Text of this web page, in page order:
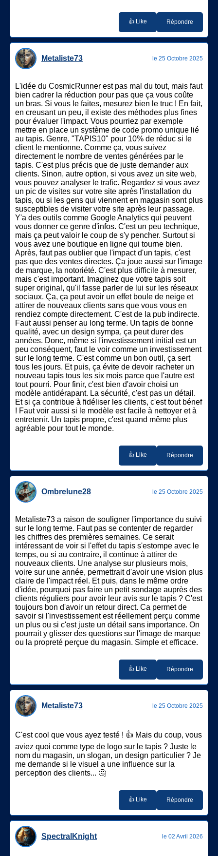
👍 Like Répondre
Metaliste73 le 25 Octobre 2025
L'idée du CosmicRunner est pas mal du tout, mais faut
bien cadrer la réduction pour pas que ça vous coûte
un bras. Si vous le faites, mesurez bien le truc ! En fait,
en creusant un peu, il existe des méthodes plus fines
pour évaluer l'impact. Vous pourriez par exemple
mettre en place un système de code promo unique lié
au tapis. Genre, "TAPIS10" pour 10% de réduc si le
client le mentionne. Comme ça, vous suivez
directement le nombre de ventes générées par le
tapis. C'est plus précis que de juste demander aux
clients. Sinon, autre option, si vous avez un site web,
vous pouvez analyser le trafic. Regardez si vous avez
un pic de visites sur votre site après l'installation du
tapis, ou si les gens qui viennent en magasin sont plus
susceptibles de visiter votre site après leur passage.
Y'a des outils comme Google Analytics qui peuvent
vous donner ce genre d'infos. C'est un peu technique,
mais ça peut valoir le coup de s'y pencher. Surtout si
vous avez une boutique en ligne qui tourne bien.
Après, faut pas oublier que l'impact d'un tapis, c'est
pas que des ventes directes. Ça joue aussi sur l'image
de marque, la notoriété. C'est plus difficile à mesurer,
mais c'est important. Imaginez que votre tapis soit
super original, qu'il fasse parler de lui sur les réseaux
sociaux. Ça, ça peut avoir un effet boule de neige et
attirer de nouveaux clients sans que vous vous en
rendiez compte directement. C'est de la pub indirecte.
Faut aussi penser au long terme. Un tapis de bonne
qualité, avec un design sympa, ça peut durer des
années. Donc, même si l'investissement initial est un
peu conséquent, faut le voir comme un investissement
sur le long terme. C'est comme un bon outil, ça sert
tous les jours. Et puis, ça évite de devoir racheter un
nouveau tapis tous les six mois parce que l'autre est
tout pourri. Pour finir, c'est bien d'avoir choisi un
modèle antidérapant. La sécurité, c'est pas un détail.
Et si ça contribue à fidéliser les clients, c'est tout bénef
! Faut voir aussi si le modèle est facile à nettoyer et à
entretenir. Un tapis propre, c'est quand même plus
agréable pour tout le monde.
👍 Like Répondre
Ombrelune28 le 25 Octobre 2025
Metaliste73 a raison de souligner l'importance du suivi
sur le long terme. Faut pas se contenter de regarder
les chiffres des premières semaines. Ce serait
intéressant de voir si l'effet du tapis s'estompe avec le
temps, ou si au contraire, il continue à attirer de
nouveaux clients. Une analyse sur plusieurs mois,
voire sur une année, permettrait d'avoir une vision plus
claire de l'impact réel. Et puis, dans le même ordre
d'idée, pourquoi pas faire un petit sondage auprès des
clients réguliers pour avoir leur avis sur le tapis ? C'est
toujours bon d'avoir un retour direct. Ca permet de
savoir si l'investissement est réellement perçu comme
un plus ou si c'est juste un détail sans importance. On
pourrait y glisser des questions sur l'image de marque
ou la propreté perçue du magasin. Simple et efficace.
👍 Like Répondre
Metaliste73 le 25 Octobre 2025
C'est cool que vous ayez testé ! 👍 Mais du coup, vous
aviez quoi comme type de logo sur le tapis ? Juste le
nom du magasin, un slogan, un design particulier ? Je
me demande si le visuel a une influence sur la
perception des clients... 🤔
👍 Like Répondre
SpectralKnight le 02 Avril 2026